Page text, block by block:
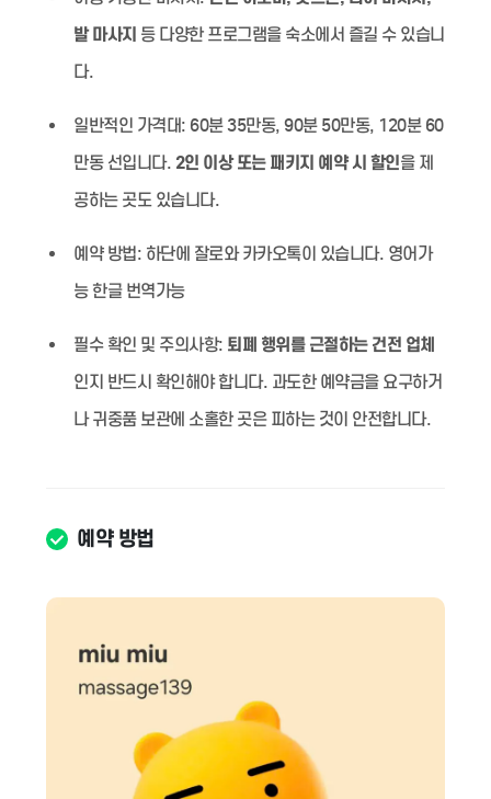
발 마사지 등 다양한 프로그램을 숙소에서 즐길 수 있습니
다.
일반적인 가격대: 60분 35만동, 90분 50만동, 120분 60
만동 선입니다. 2인 이상 또는 패키지 예약 시 할인을 제
공하는 곳도 있습니다.
예약 방법: 하단에 잘로와 카카오톡이 있습니다. 영어가
능 한글 번역가능
필수 확인 및 주의사항: 퇴폐 행위를 근절하는 건전 업체
인지 반드시 확인해야 합니다. 과도한 예약금을 요구하거
나 귀중품 보관에 소홀한 곳은 피하는 것이 안전합니다.
예약 방법